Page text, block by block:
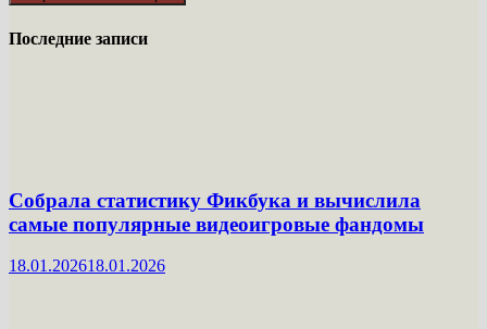
Последние записи
Собрала статистику Фикбука и вычислила
самые популярные видеоигровые фандомы
18.01.202618.01.2026